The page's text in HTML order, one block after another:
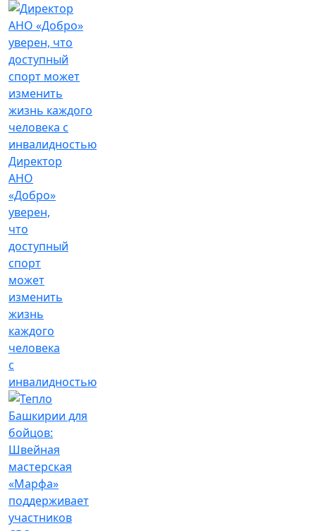
Директор
АНО
«Добро»
уверен,
что
доступный
спорт
может
изменить
жизнь
каждого
человека
с
инвалидностью